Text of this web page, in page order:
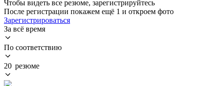
Чтобы видеть все резюме, зарегистрируйтесь
После регистрации покажем ещё 1 и откроем фото
Зарегистрироваться
За всё время
По соответствию
20 резюме